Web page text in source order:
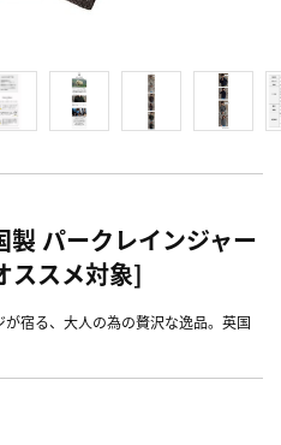
パークレインジャー
ススメ対象]
宿る、大人の為の贅沢な逸品。英国